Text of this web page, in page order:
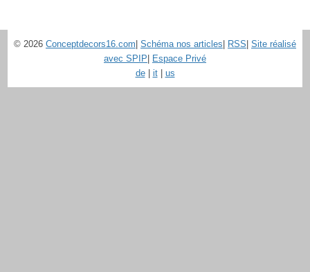
© 2026 Conceptdecors16.com Schéma nos articles RSS Site réalisé
avec SPIP
Espace Privé
de| it| us